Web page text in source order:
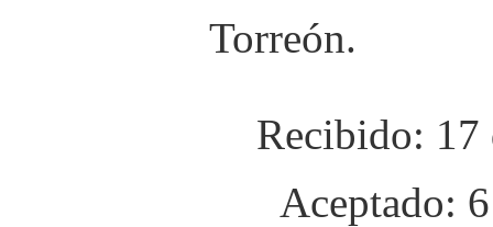
Torreón.
Recibido: 17
Aceptado: